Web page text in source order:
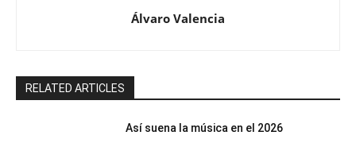
Álvaro Valencia
RELATED ARTICLES
Así suena la música en el 2026